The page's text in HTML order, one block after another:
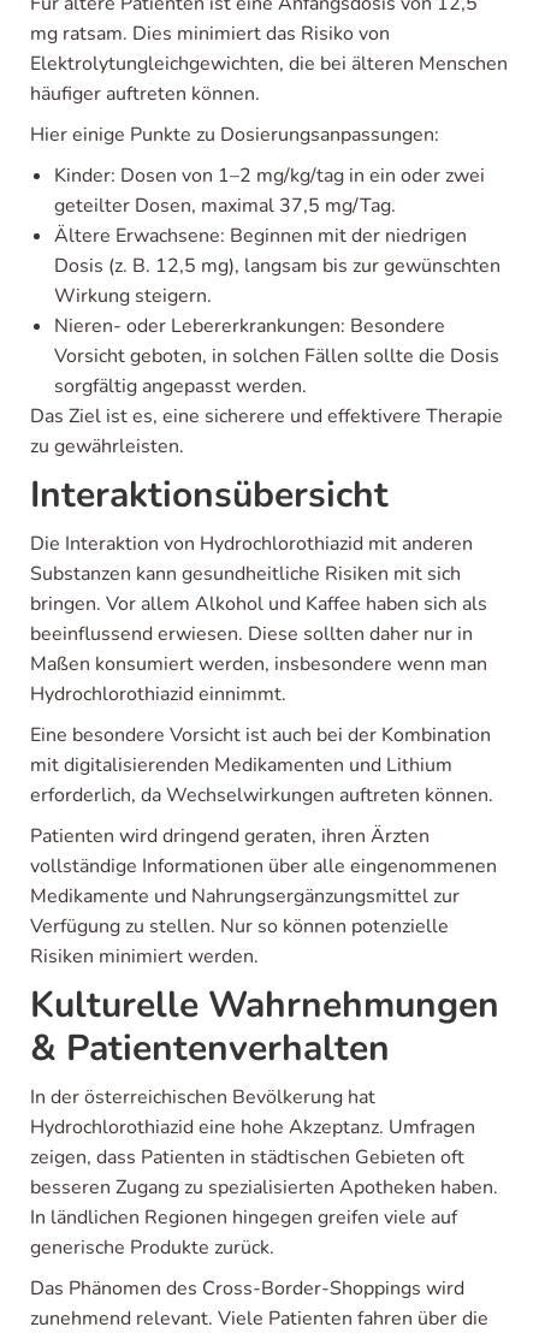
mg ratsam. Dies minimiert das Risiko von
Elektrolytungleichgewichten, die bei älteren Menschen
häufiger auftreten können.
Hier einige Punkte zu Dosierungsanpassungen:
Kinder: Dosen von 1–2 mg/kg/tag in ein oder zwei
geteilter Dosen, maximal 37,5 mg/Tag.
Ältere Erwachsene: Beginnen mit der niedrigen
Dosis (z. B. 12,5 mg), langsam bis zur gewünschten
Wirkung steigern.
Nieren- oder Lebererkrankungen: Besondere
Vorsicht geboten, in solchen Fällen sollte die Dosis
sorgfältig angepasst werden.
Das Ziel ist es, eine sicherere und effektivere Therapie
zu gewährleisten.
Interaktionsübersicht
Die Interaktion von Hydrochlorothiazid mit anderen
Substanzen kann gesundheitliche Risiken mit sich
bringen. Vor allem Alkohol und Kaffee haben sich als
beeinflussend erwiesen. Diese sollten daher nur in
Maßen konsumiert werden, insbesondere wenn man
Hydrochlorothiazid einnimmt.
Eine besondere Vorsicht ist auch bei der Kombination
mit digitalisierenden Medikamenten und Lithium
erforderlich, da Wechselwirkungen auftreten können.
Patienten wird dringend geraten, ihren Ärzten
vollständige Informationen über alle eingenommenen
Medikamente und Nahrungsergänzungsmittel zur
Verfügung zu stellen. Nur so können potenzielle
Risiken minimiert werden.
Kulturelle Wahrnehmungen
& Patientenverhalten
In der österreichischen Bevölkerung hat
Hydrochlorothiazid eine hohe Akzeptanz. Umfragen
zeigen, dass Patienten in städtischen Gebieten oft
besseren Zugang zu spezialisierten Apotheken haben.
In ländlichen Regionen hingegen greifen viele auf
generische Produkte zurück.
Das Phänomen des Cross-Border-Shoppings wird
zunehmend relevant. Viele Patienten fahren über die